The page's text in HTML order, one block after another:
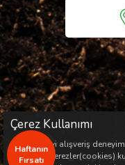
Haftanın
Fırsatı
© Copyright
Çerez Kullanımı
Sizlere en iyi alışveriş
sitemizde çerezler(cookies)